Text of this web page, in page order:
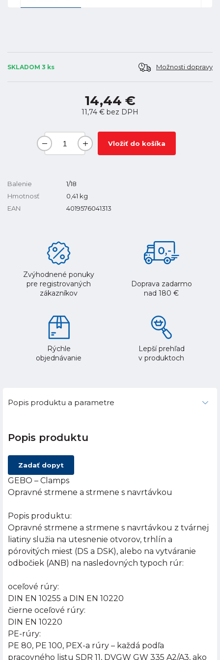
SKLADOM 3 ks Možnosti dopravy
14,44 €
11,74 € bez DPH
Vložiť do košíka
Balenie
1/18
Hmotnosť
0,41 kg
EAN
4019576041313
Zvýhodnené ponuky
pre registrovaných
zákazníkov
Doprava zadarmo
nad 180 €
Rýchle
objednávanie
Lepší prehľad
v produktoch
Popis produktu a parametre
Popis produktu
Zadať dopyt
GEBO – Clamps
Opravné strmene a strmene s navrtávkou
Popis produktu:
Opravné strmene a strmene s navrtávkou z tvárnej
liatiny služia na utesnenie otvorov, trhlín a
pórovitých miest (DS a DSK), alebo na vytváranie
odbočiek (ANB) na nasledovných typoch rúr:
oceľové rúry:
DIN EN 10255 a DIN EN 10220
čierne oceľové rúry:
DIN EN 10220
PE-rúry:
PE 80, PE 100, PEX-a rúry – každá podľa
pracovného listu SDR 11, DVGW GW 335 A2/A3, ako